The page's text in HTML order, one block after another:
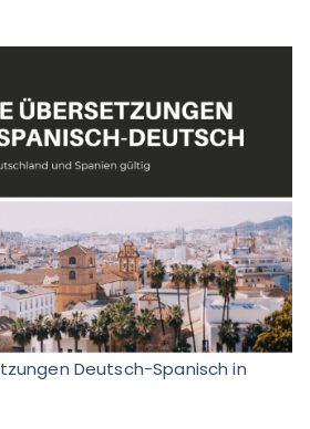
Deutsch-Spanisch in